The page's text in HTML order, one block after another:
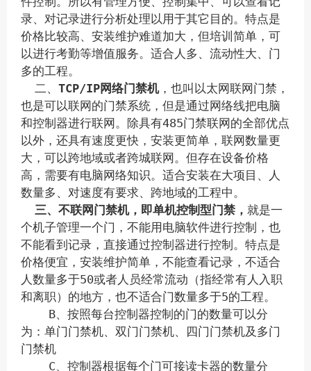
录、对记录进行分析处理以用于其它目的。特点是
价格比较高、安装维护难道加大，但培训简单，可
以进行考勤等增值服务。适合人多、流动性大、门
多的工程。
二、 TCP/IP网络门禁机，也叫以太网联网门禁，
也是可以联网的门禁系统，但是通过网络线把电脑
和控制器进行联网。除具有485门禁联网的全部优点
以外，还具有速度更快，安装更简单，联网数量更
大，可以跨地域或者跨城联网。但存在设备价格
高，需要有电脑网络知识。适合安装在大项目、人
数量多、对速度有要求、跨地域的工程中。
三、不联网门禁机，即单机控制型门禁， 就是一
个机子管理一个门，不能用电脑软件进行控制，也
不能看到记录，直接通过控制器进行控制。特点是
价格便宜，安装维护简单，不能查看记录，不适合
人数量多于50或者人员经常流动（指经常有人入职
和离职）的地方，也不适合门数量多于5的工程。
B、按照每台控制器控制的门的数量可以分
为：单门门禁机、双门门禁机、四门门禁机及多门
门禁机
C、控制器根据每个门可接读卡器的数量分